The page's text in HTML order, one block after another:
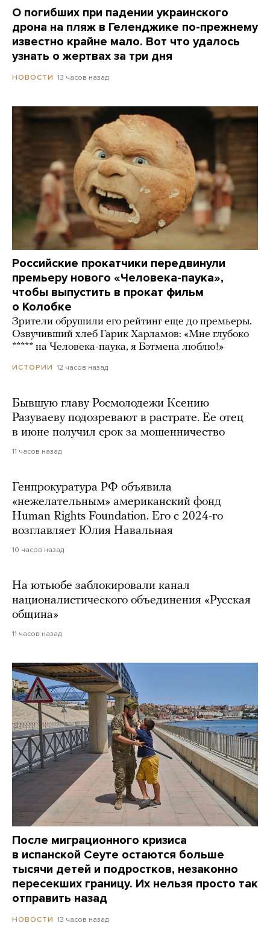
О погибших при падении украинского
дрона на пляж в Геленджике по-прежнему
известно крайне мало. Вот что удалось
узнать о жертвах за три дня
НОВОСТИ 13 часов назад
Российские прокатчики передвинули
премьеру нового «Человека-паука»,
чтобы выпустить в прокат фильм
о Колобке
Зрители обрушили его рейтинг еще до премьеры.
Озвучивший хлеб Гарик Харламов: «Мне глубоко
***** на Человека-паука, я Бэтмена люблю!»
ИСТОРИИ 12 часов назад
Бывшую главу Росмолодежи Ксению
Разуваеву подозревают в растрате. Ее отец
в июне получил срок за мошенничество
11 часов назад
Генпрокуратура РФ объявила
«нежелательным» американский фонд
Human Rights Foundation. Его с 2024-го
возглавляет Юлия Навальная
10 часов назад
На ютьюбе заблокировали канал
националистического объединения «Русская
община»
11 часов назад
После миграционного кризиса
в испанской Сеуте остаются больше
тысячи детей и подростков, незаконно
пересекших границу. Их нельзя просто так
отправить назад
НОВОСТИ 13 часов назад